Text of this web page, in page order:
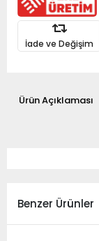
İade ve Değişim
Ürün Açıklaması
Benzer Ürünler